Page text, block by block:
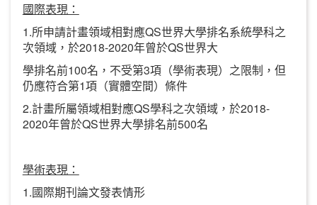
國際表現：
1.所申請計畫領域相對應QS世界大學排名系統學科之
次領域，於2018-2020年曾於QS世界大
學排名前100名，不受第3項（學術表現）之限制，但
仍應符合第1項（實體空間）條件
2.計畫所屬領域相對應QS學科之次領域，於2018-
2020年曾於QS世界大學排名前500名
學術表現：
1.國際期刊論文發表情形